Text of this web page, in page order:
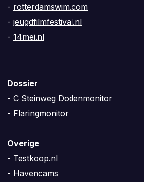
- rotterdamswim.com
- jeugdfilmfestival.nl
- 14mei.nl
Dossier
- C Steinweg Dodenmonitor
- Flaringmonitor
Overige
- Testkoop.nl
- Havencams